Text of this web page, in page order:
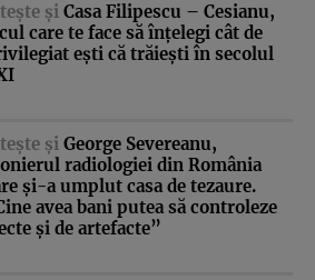
şi Casa Filipescu – Cesianu,
care te face să înţelegi cât de
eşti că trăieşti în secolul
şi George Severeanu,
radiologiei din România
şi-a umplut casa de tezaure.
avea bani putea să controleze
şi de artefacte”